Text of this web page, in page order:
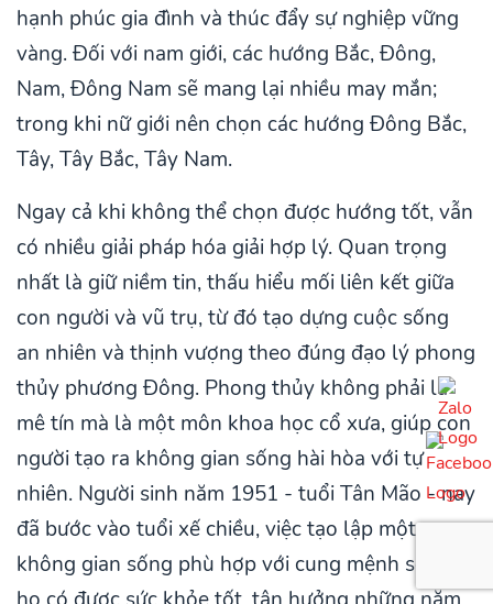
hạnh phúc gia đình và thúc đẩy sự nghiệp vững
vàng. Đối với nam giới, các hướng Bắc, Đông,
Nam, Đông Nam sẽ mang lại nhiều may mắn;
trong khi nữ giới nên chọn các hướng Đông Bắc,
Tây, Tây Bắc, Tây Nam.
Ngay cả khi không thể chọn được hướng tốt, vẫn
có nhiều giải pháp hóa giải hợp lý. Quan trọng
nhất là giữ niềm tin, thấu hiểu mối liên kết giữa
con người và vũ trụ, từ đó tạo dựng cuộc sống
an nhiên và thịnh vượng theo đúng đạo lý phong
thủy phương Đông. Phong thủy không phải là
mê tín mà là một môn khoa học cổ xưa, giúp con
người tạo ra không gian sống hài hòa với tự
nhiên. Người sinh năm 1951 - tuổi Tân Mão - nay
đã bước vào tuổi xế chiều, việc tạo lập một
không gian sống phù hợp với cung mệnh sẽ giúp